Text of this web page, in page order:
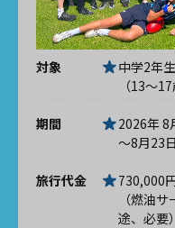
対象
中学2年
（13～17
期間
2026年 8
～8月23
旅行代金
730,000
（燃油
途、必要）